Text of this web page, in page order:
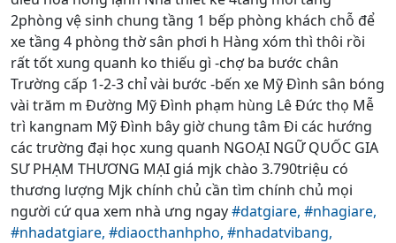
2phòng vệ sinh chung tầng 1 bếp phòng khách chỗ để
xe tầng 4 phòng thờ sân phơi h Hàng xóm thì thôi rồi
rất tốt xung quanh ko thiếu gì -chợ ba bước chân
Trường cấp 1-2-3 chỉ vài bước -bến xe Mỹ Đình sân bóng
vài trăm m Đường Mỹ Đình phạm hùng Lê Đức thọ Mễ
trì kangnam Mỹ Đình bây giờ chung tâm Đi các hướng
các trường đại học xung quanh NGOẠI NGỮ QUỐC GIA
SƯ PHẠM THƯƠNG MẠI giá mjk chào 3.790triệu có
thương lượng Mjk chính chủ cần tìm chính chủ mọi
người cứ qua xem nhà ưng ngay#datgiare, #nhagiare,
#nhadatgiare, #diaocthanhpho, #nhadatvibang,